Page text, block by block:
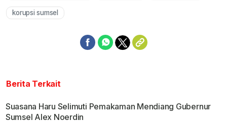
korupsi sumsel
Berita Terkait
Suasana Haru Selimuti Pemakaman Mendiang Gubernur
Sumsel Alex Noerdin